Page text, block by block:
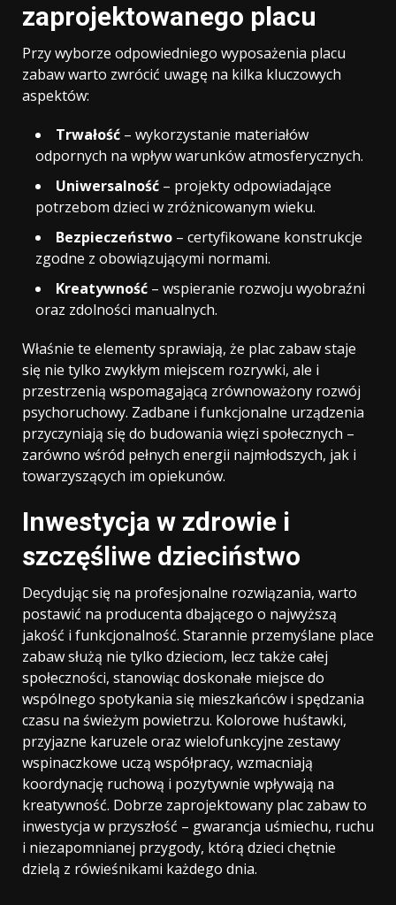
zaprojektowanego placu
Przy wyborze odpowiedniego wyposażenia placu
zabaw warto zwrócić uwagę na kilka kluczowych
aspektów:
Trwałość – wykorzystanie materiałów
odpornych na wpływ warunków atmosferycznych.
Uniwersalność – projekty odpowiadające
potrzebom dzieci w zróżnicowanym wieku.
Bezpieczeństwo – certyfikowane konstrukcje
zgodne z obowiązującymi normami.
Kreatywność – wspieranie rozwoju wyobraźni
oraz zdolności manualnych.
Właśnie te elementy sprawiają, że plac zabaw staje
się nie tylko zwykłym miejscem rozrywki, ale i
przestrzenią wspomagającą zrównoważony rozwój
psychoruchowy. Zadbane i funkcjonalne urządzenia
przyczyniają się do budowania więzi społecznych –
zarówno wśród pełnych energii najmłodszych, jak i
towarzyszących im opiekunów.
Inwestycja w zdrowie i
szczęśliwe dzieciństwo
Decydując się na profesjonalne rozwiązania, warto
postawić na producenta dbającego o najwyższą
jakość i funkcjonalność. Starannie przemyślane place
zabaw służą nie tylko dzieciom, lecz także całej
społeczności, stanowiąc doskonałe miejsce do
wspólnego spotykania się mieszkańców i spędzania
czasu na świeżym powietrzu. Kolorowe huśtawki,
przyjazne karuzele oraz wielofunkcyjne zestawy
wspinaczkowe uczą współpracy, wzmacniają
koordynację ruchową i pozytywnie wpływają na
kreatywność. Dobrze zaprojektowany plac zabaw to
inwestycja w przyszłość – gwarancja uśmiechu, ruchu
i niezapomnianej przygody, którą dzieci chętnie
dzielą z rówieśnikami każdego dnia.